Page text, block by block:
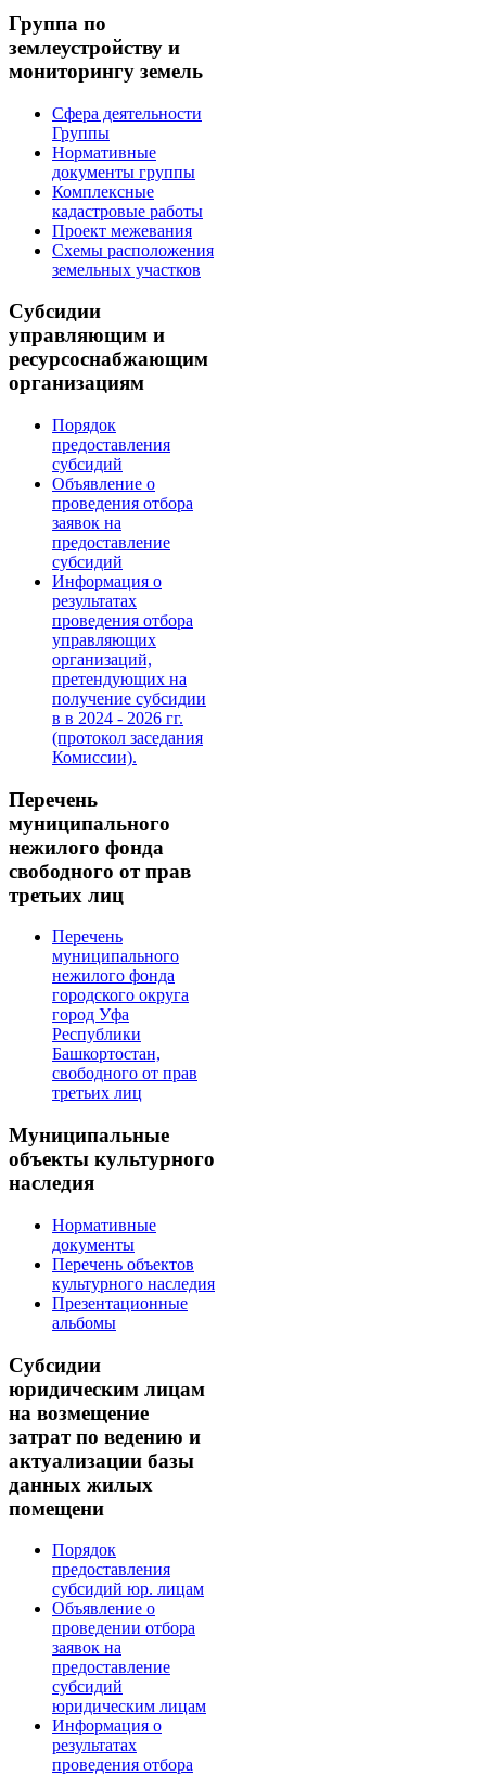
Группа по
землеустройству и
мониторингу земель
Сфера деятельности
Группы
Нормативные
документы группы
Комплексные
кадастровые работы
Проект межевания
Схемы расположения
земельных участков
Субсидии
управляющим и
ресурсоснабжающим
организациям
Порядок
предоставления
субсидий
Объявление о
проведения отбора
заявок на
предоставление
субсидий
Информация о
результатах
проведения отбора
управляющих
организаций,
претендующих на
получение субсидии
в в 2024 - 2026 гг.
(протокол заседания
Комиссии).
Перечень
муниципального
нежилого фонда
свободного от прав
третьих лиц
Перечень
муниципального
нежилого фонда
городского округа
город Уфа
Республики
Башкортостан,
свободного от прав
третьих лиц
Муниципальные
объекты культурного
наследия
Нормативные
документы
Перечень объектов
культурного наследия
Презентационные
альбомы
Субсидии
юридическим лицам
на возмещение
затрат по ведению и
актуализации базы
данных жилых
помещени
Порядок
предоставления
субсидий юр. лицам
Объявление о
проведении отбора
заявок на
предоставление
субсидий
юридическим лицам
Информация о
результатах
проведения отбора